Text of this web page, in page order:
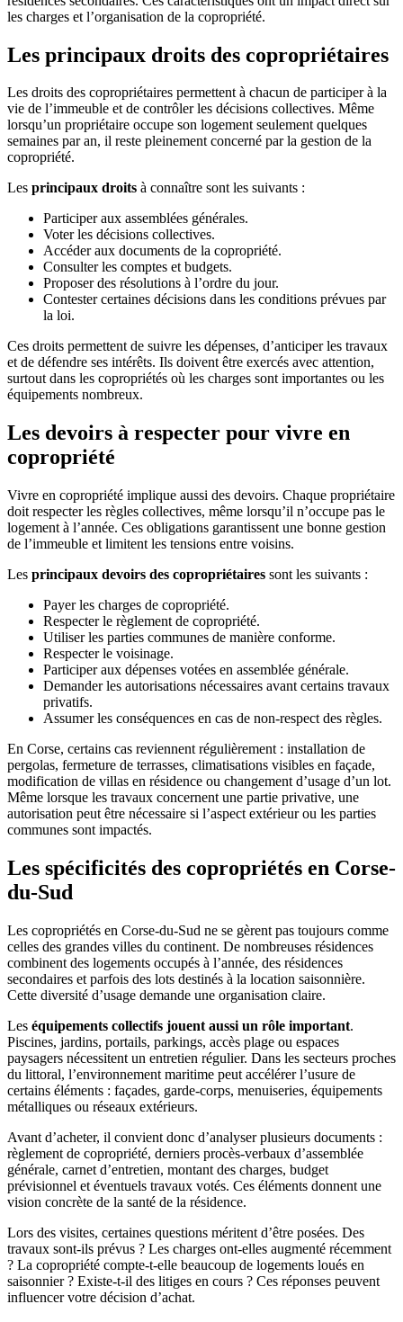
les charges et l’organisation de la copropriété.
Les principaux droits des copropriétaires
Les droits des copropriétaires permettent à chacun de participer à la
vie de l’immeuble et de contrôler les décisions collectives. Même
lorsqu’un propriétaire occupe son logement seulement quelques
semaines par an, il reste pleinement concerné par la gestion de la
copropriété.
Les principaux droits à connaître sont les suivants :
Participer aux assemblées générales.
Voter les décisions collectives.
Accéder aux documents de la copropriété.
Consulter les comptes et budgets.
Proposer des résolutions à l’ordre du jour.
Contester certaines décisions dans les conditions prévues par
la loi.
Ces droits permettent de suivre les dépenses, d’anticiper les travaux
et de défendre ses intérêts. Ils doivent être exercés avec attention,
surtout dans les copropriétés où les charges sont importantes ou les
équipements nombreux.
Les devoirs à respecter pour vivre en
copropriété
Vivre en copropriété implique aussi des devoirs. Chaque propriétaire
doit respecter les règles collectives, même lorsqu’il n’occupe pas le
logement à l’année. Ces obligations garantissent une bonne gestion
de l’immeuble et limitent les tensions entre voisins.
Les principaux devoirs des copropriétaires sont les suivants :
Payer les charges de copropriété.
Respecter le règlement de copropriété.
Utiliser les parties communes de manière conforme.
Respecter le voisinage.
Participer aux dépenses votées en assemblée générale.
Demander les autorisations nécessaires avant certains travaux
privatifs.
Assumer les conséquences en cas de non-respect des règles.
En Corse, certains cas reviennent régulièrement : installation de
pergolas, fermeture de terrasses, climatisations visibles en façade,
modification de villas en résidence ou changement d’usage d’un lot.
Même lorsque les travaux concernent une partie privative, une
autorisation peut être nécessaire si l’aspect extérieur ou les parties
communes sont impactés.
Les spécificités des copropriétés en Corse-
du-Sud
Les copropriétés en Corse-du-Sud ne se gèrent pas toujours comme
celles des grandes villes du continent. De nombreuses résidences
combinent des logements occupés à l’année, des résidences
secondaires et parfois des lots destinés à la location saisonnière.
Cette diversité d’usage demande une organisation claire.
Les équipements collectifs jouent aussi un rôle important.
Piscines, jardins, portails, parkings, accès plage ou espaces
paysagers nécessitent un entretien régulier. Dans les secteurs proches
du littoral, l’environnement maritime peut accélérer l’usure de
certains éléments : façades, garde-corps, menuiseries, équipements
métalliques ou réseaux extérieurs.
Avant d’acheter, il convient donc d’analyser plusieurs documents :
règlement de copropriété, derniers procès-verbaux d’assemblée
générale, carnet d’entretien, montant des charges, budget
prévisionnel et éventuels travaux votés. Ces éléments donnent une
vision concrète de la santé de la résidence.
Lors des visites, certaines questions méritent d’être posées. Des
travaux sont-ils prévus ? Les charges ont-elles augmenté récemment
? La copropriété compte-t-elle beaucoup de logements loués en
saisonnier ? Existe-t-il des litiges en cours ? Ces réponses peuvent
influencer votre décision d’achat.